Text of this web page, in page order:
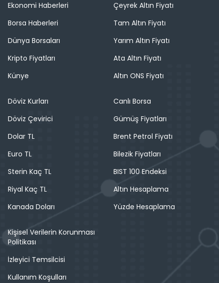
Ekonomi Haberleri
Borsa Haberleri
Dünya Borsaları
Kripto Fiyatları
Künye
Çeyrek Altın Fiyatı
Tam Altın Fiyatı
Yarım Altın Fiyatı
Ata Altın Fiyatı
Altın ONS Fiyatı
Döviz Kurları
Döviz Çevirici
Dolar TL
Euro TL
Sterin Kaç TL
Riyal Kaç TL
Kanada Doları
Canlı Borsa
Gümüş Fiyatları
Brent Petrol Fiyatı
Bilezik Fiyatları
BIST 100 Endeksi
Altın Hesaplama
Yüzde Hesaplama
Kişisel Verilerin Korunması
Politikası
İzleyici Temsilcisi
Kullanım Koşulları